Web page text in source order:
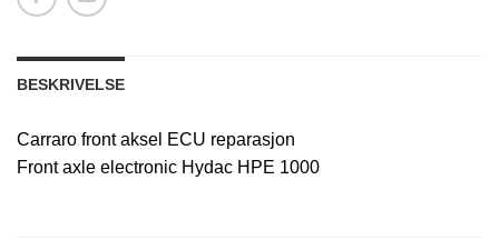
BESKRIVELSE
Carraro front aksel ECU reparasjon
Front axle electronic Hydac HPE 1000